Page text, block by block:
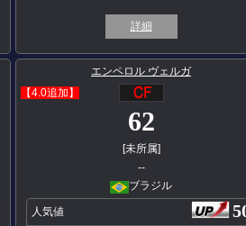
詳細
エンペロル ヴェルガ
【4.0追加】
62
[未所属]
--
ブラジル
人気値